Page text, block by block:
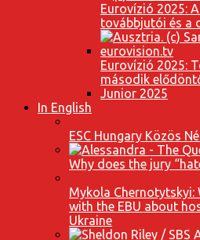
Eurovízió 2025:
továbbjutói és a
Eurovízió 2025:
második
Junior 2025
In English
ESC Hungary Közös
Why does the jury
Mykola
with the EBU about
Ukraine